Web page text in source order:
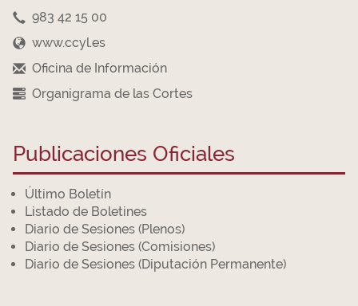
983 42 15 00
www.ccyl.es
Oficina de Información
Organigrama de las Cortes
Publicaciones Oficiales
Último Boletín
Listado de Boletines
Diario de Sesiones (Plenos)
Diario de Sesiones (Comisiones)
Diario de Sesiones (Diputación Permanente)